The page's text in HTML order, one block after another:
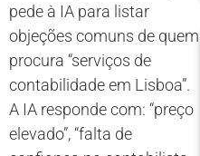
pede à IA para listar
objeções comuns de quem
procura “serviços de
contabilidade em Lisboa”.
A IA responde com: “preço
elevado”, “falta de